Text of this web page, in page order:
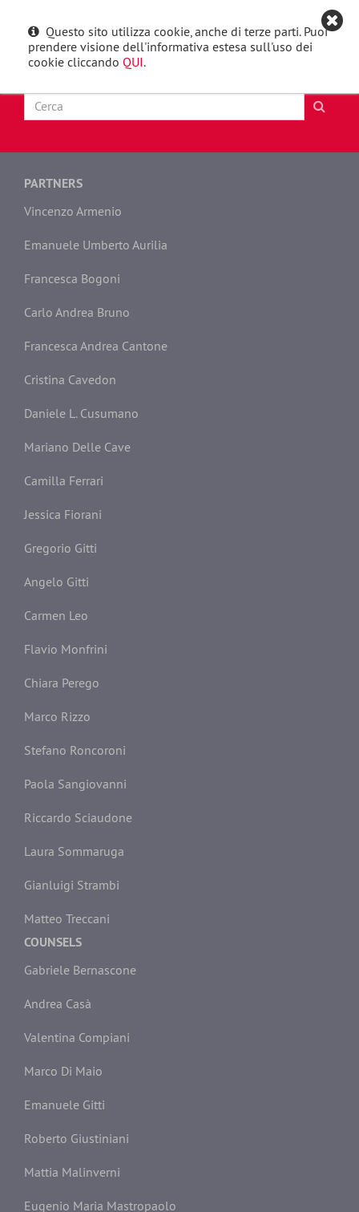
Questo sito utilizza cookie, anche di terze parti. Puoi
prendere visione dell'informativa estesa sull'uso dei
cookie cliccando QUI.
English
Toggle
PARTNERS
Vincenzo Armenio
Emanuele Umberto Aurilia
Francesca Bogoni
Carlo Andrea Bruno
Francesca Andrea Cantone
Cristina Cavedon
Daniele L. Cusumano
Mariano Delle Cave
Camilla Ferrari
Jessica Fiorani
Gregorio Gitti
Angelo Gitti
Carmen Leo
Flavio Monfrini
Chiara Perego
Marco Rizzo
Stefano Roncoroni
Paola Sangiovanni
Riccardo Sciaudone
Laura Sommaruga
Gianluigi Strambi
Matteo Treccani
COUNSELS
Gabriele Bernascone
Andrea Casà
Valentina Compiani
Marco Di Maio
Emanuele Gitti
Roberto Giustiniani
Mattia Malinverni
Eugenio Maria Mastropaolo